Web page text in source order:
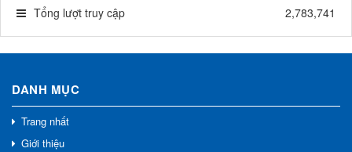
Tổng lượt truy cập
2,783,741
DANH MỤC
Trang nhất
Giới thiệu